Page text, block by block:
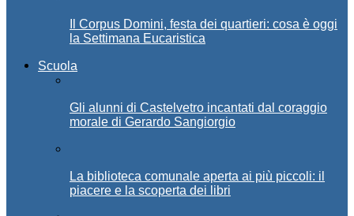
Il Corpus Domini, festa dei quartieri: cosa è oggi
la Settimana Eucaristica
Scuola
Gli alunni di Castelvetro incantati dal coraggio
morale di Gerardo Sangiorgio
La biblioteca comunale aperta ai più piccoli: il
piacere e la scoperta dei libri